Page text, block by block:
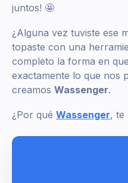
juntos! 🤩
¿Alguna vez tuviste ese
topaste con una
completo la forma en
exactamente lo que nos
creamos Wassenger.
¿Por qué Wassenger, te